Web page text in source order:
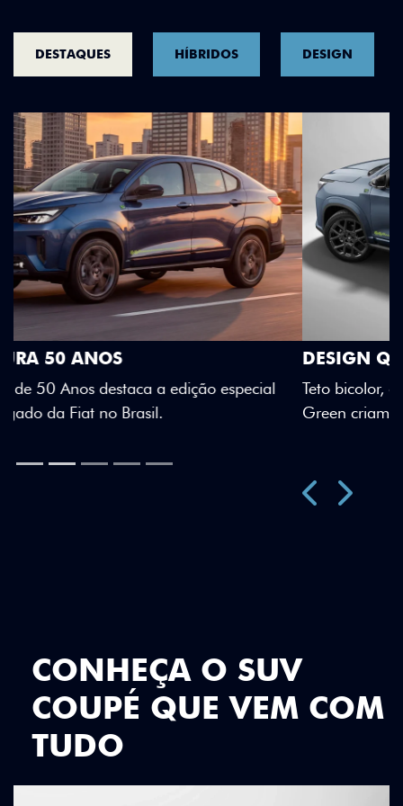
DESTAQUES HÍBRIDOS DESIGN
DESIGN QUE SE DESTACA
Teto bicolor, adesivos estilizados e detalhes em Citrus
Green criam uma identidade visual única.
CONHEÇA O SUV
COUPÉ QUE VEM COM
TUDO